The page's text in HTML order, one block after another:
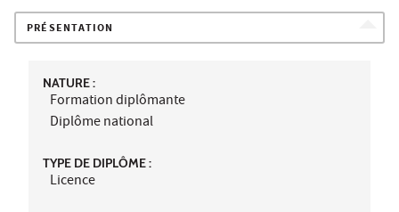
PRÉSENTATION
NATURE :
Formation diplômante
Diplôme national
TYPE DE DIPLÔME :
Licence